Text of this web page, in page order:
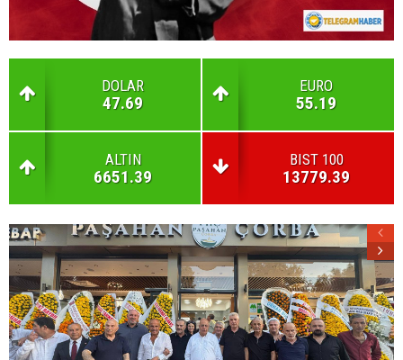
DOLAR
47.69
EURO
55.19
ALTIN
6651.39
BIST 100
13779.39